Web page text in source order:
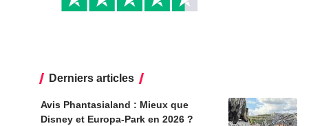
Derniers articles
Avis Phantasialand : Mieux que
Disney et Europa-Park en 2026 ?